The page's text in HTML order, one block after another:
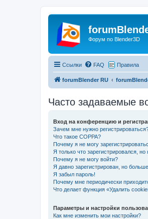
Форум по Blender3D
Ссылки FAQ Правила
forumBlender RU
Часто задаваемые
Вход на конференцию и
Зачем мне нужно
Что такое COPPA?
Почему я не могу
Я только что зарегистрировался, но
Почему я не могу войти?
Я давно зарегистрирован, но
Я забыл пароль!
Почему мне периодически
Что делает функция «Удалить
Параметры и настройки
Как мне изменить мои настройки?